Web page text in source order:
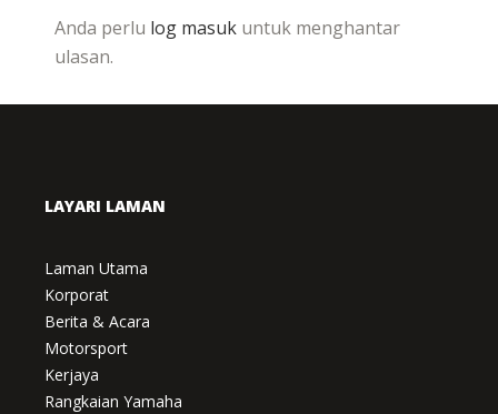
Anda perlu log masuk untuk menghantar
ulasan.
LAYARI LAMAN
Laman Utama
Korporat
Berita & Acara
Motorsport
Kerjaya
Rangkaian Yamaha